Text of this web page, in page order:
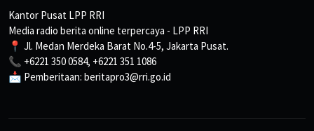
Kantor Pusat LPP RRI
Media radio berita online terpercaya - LPP RRI
📍 Jl. Medan Merdeka Barat No.4-5, Jakarta Pusat.
📞 +6221 350 0584, +6221 351 1086
📩 Pemberitaan: beritapro3@rri.go.id